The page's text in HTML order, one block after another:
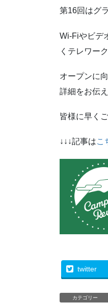
第16回はグ
Wi-Fiやビデ
くテレワー
オープンに
詳細をお伝
皆様に早く
↓↓↓記事はこ
twitter
カテゴリー